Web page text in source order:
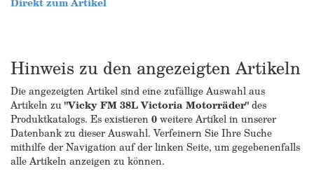
Hinweis zu den angezeigten Artikeln
Die angezeigten Artikel sind eine zufällige Auswahl aus
Artikeln zu"Vicky FM 38L Victoria Motorräder"des
Produktkatalogs. Es existieren0weitere Artikel in unserer
Datenbank zu dieser Auswahl. Verfeinern Sie Ihre Suche
mithilfe der Navigation auf der linken Seite, um gegebenenfalls
alle Artikeln anzeigen zu können.